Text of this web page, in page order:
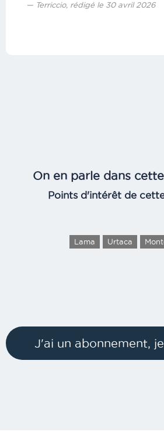
Terriccio, rédigé le 30 avril 2026
On en parle dans
Points d'intérêt de
Lama Urtaca
J'ai un abonnement,